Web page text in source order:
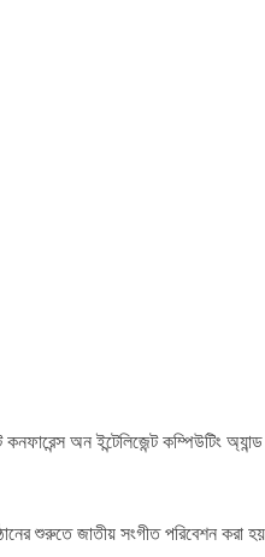
কনফারেন্স অন ইন্টেলিজেন্ট কম্পিউটিং
শুরুতে জাতীয় সংগীত পরিবেশন করা